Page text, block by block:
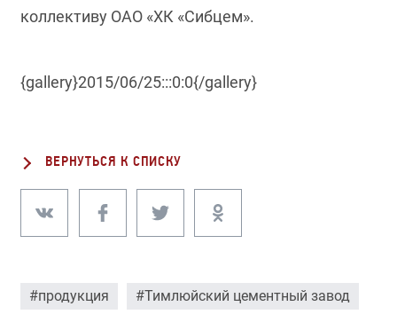
коллективу ОАО «ХК «Сибцем».
{gallery}2015/06/25:::0:0{/gallery}
ВЕРНУТЬСЯ К СПИСКУ
#продукция #Тимлюйский цементный завод